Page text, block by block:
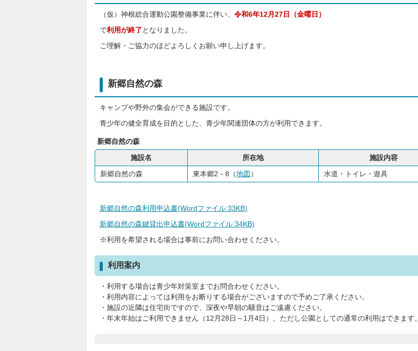
（仮）神根総合運動公園整備事業に伴い、 令和6年12月27日（金曜日）
で利用が終了となりました。
ご理解・ご協力のほどよろしくお願い申し上げます。
新郷自然の森
キャンプや野外の集会ができる施設です。
青少年の健全育成を目的とした、青少年関連団体の方が利用できます。
新郷自然の森
施設名
所在地
施設内容
新郷自然の森
東本郷2－8（地図） 水道・トイレ・遊具
新郷自然の森利用申込書(Wordファイル:33KB)
新郷自然の森鍵貸出申込書(Wordファイル:34KB)
※利用を希望される場合は事前にお問い合わせください。
利用案内
・利用する場合は青少年対策室までお問合わせください。
・利用内容によっては利用をお断りする場合がございますので予めご了承ください。
・施設の近隣は住宅街ですので、深夜や早朝の騒音はご遠慮ください。
・年末年始はご利用できません（12月28日～1月4日）。ただし公園としての通常の利用はできます。